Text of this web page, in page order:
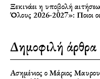
Ξεκινάει η υποβολή
Όλους 2026-2027»: Ποιοι οι
Δημοφιλή άρθρα
Ασημένιος ο Μάριος